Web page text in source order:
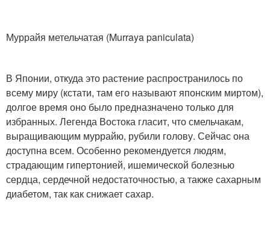
Муррайя метельчатая (Murraya paniculata)
В Японии, откуда это растение распространилось по
всему миру (кстати, там его называют японским миртом),
долгое время оно было предназначено только для
избранных. Легенда Востока гласит, что смельчакам,
выращивающим муррайю, рубили голову. Сейчас она
доступна всем. Особенно рекомендуется людям,
страдающим гипертонией, ишемической болезнью
сердца, сердечной недостаточностью, а также сахарным
диабетом, так как снижает сахар.